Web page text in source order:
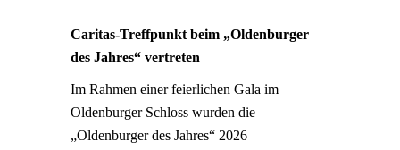
Caritas-Treffpunkt beim „Oldenburger
des Jahres“ vertreten
Im Rahmen einer feierlichen Gala im
Oldenburger Schloss wurden die
„Oldenburger des Jahres“ 2026